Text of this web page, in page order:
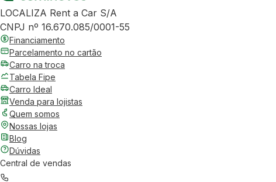
LOCALIZA Rent a Car S/A
CNPJ nº 16.670.085/0001-55
Financiamento
Parcelamento no cartão
Carro na troca
Tabela Fipe
Carro Ideal
Venda para lojistas
Quem somos
Nossas lojas
Blog
Dúvidas
Central de vendas